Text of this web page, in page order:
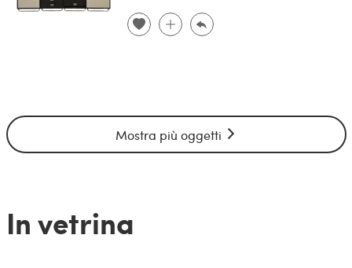
Mostra più oggetti
In vetrina